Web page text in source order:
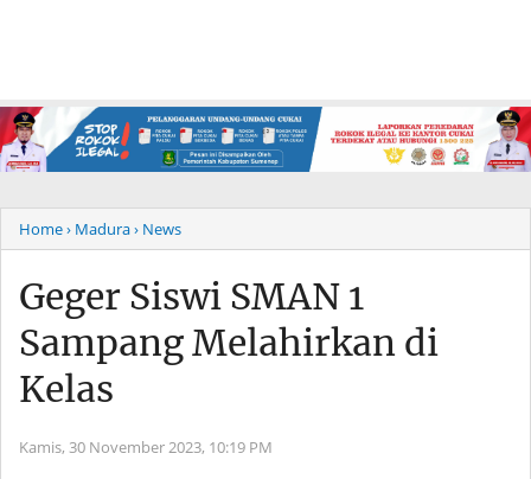
Home› Madura› News
Geger Siswi SMAN 1
Sampang Melahirkan di
Kelas
Kamis, 30 November 2023, 10:19 PM